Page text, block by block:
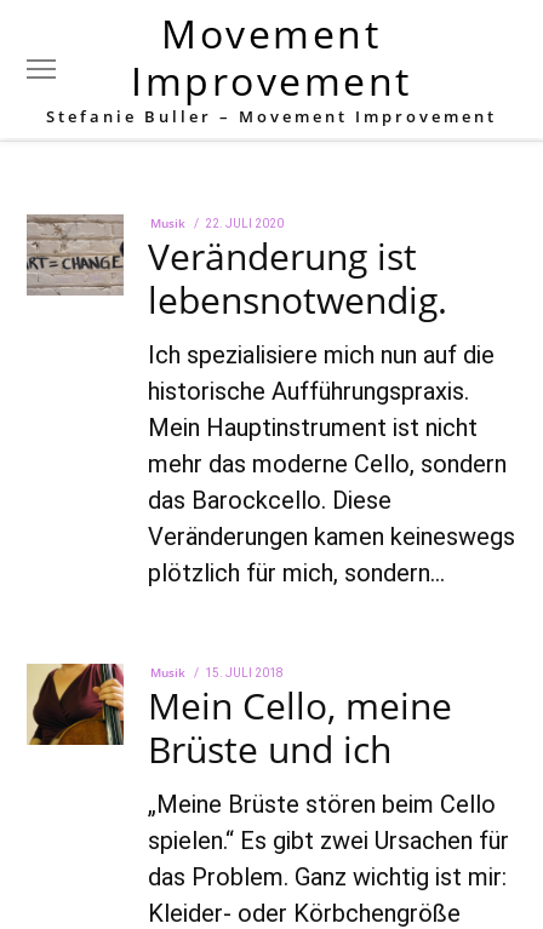
Movement
Improvement
Stefanie Buller – Movement Improvement
Schlagwort:Cello
Musik
POSTED
22. JULI 2020
2022
Veränderung ist
lebensnotwendig.
Ich spezialisiere mich nun auf die
historische Aufführungspraxis.
Mein Hauptinstrument ist nicht
mehr das moderne Cello, sondern
das Barockcello. Diese
Veränderungen kamen keineswegs
plötzlich für mich, sondern…
Musik
POSTED
ON
15. JULI 2018
AUGUST
2022
Mein Cello, meine
Brüste und ich
„Meine Brüste stören beim Cello
spielen.“ Es gibt zwei Ursachen für
das Problem. Ganz wichtig ist mir:
Kleider- oder Körbchengröße